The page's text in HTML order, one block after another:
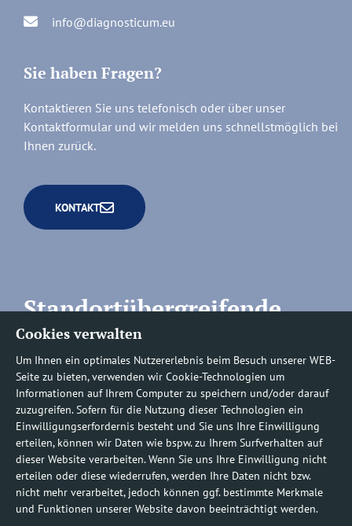
Cookies verwalten
Um Ihnen ein optimales Nutzererlebnis beim Besuch unserer WEB-
Seite zu bieten, verwenden wir Cookie-Technologien um
Informationen auf Ihrem Computer zu speichern und/oder darauf
zuzugreifen. Sofern für die Nutzung dieser Technologien ein
Einwilligungserfordernis besteht und Sie uns Ihre Einwilligung
erteilen, können wir Daten wie bspw. zu Ihrem Surfverhalten auf
dieser Website verarbeiten. Wenn Sie uns Ihre Einwilligung nicht
erteilen oder diese wiederrufen, werden Ihre Daten nicht bzw.
nicht mehr verarbeitet, jedoch können ggf. bestimmte Merkmale
und Funktionen unserer Website davon beeinträchtigt werden.
info@diagnosticum.eu
Sie haben Fragen?
Kontaktieren Sie uns telefonisch oder über unser
Kontaktformular und wir melden uns schnellstmöglich bei
Ihnen zurück.
KONTAKT
Standortübergreifende
Rufnummern
Befundauskünfte/
Nachforderungen
0800 1219100-10